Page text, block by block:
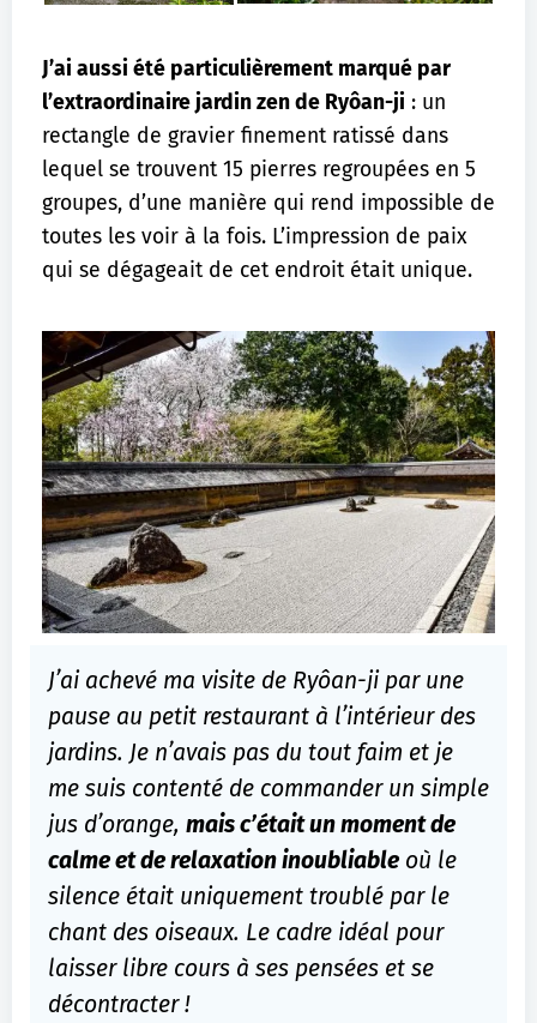
J’ai aussi été particulièrement marqué par
l’extraordinaire jardin zen de Ryôan-ji : un
rectangle de gravier finement ratissé dans
lequel se trouvent 15 pierres regroupées en 5
groupes, d’une manière qui rend impossible de
toutes les voir à la fois. L’impression de paix
qui se dégageait de cet endroit était unique.
J’ai achevé ma visite de Ryôan-ji par une
pause au petit restaurant à l’intérieur des
jardins. Je n’avais pas du tout faim et je
me suis contenté de commander un simple
jus d’orange, mais c’était un moment de
calme et de relaxation inoubliable où le
silence était uniquement troublé par le
chant des oiseaux. Le cadre idéal pour
laisser libre cours à ses pensées et se
décontracter !